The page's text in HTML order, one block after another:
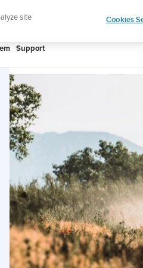
for runners Shop
Support
site
Cookies